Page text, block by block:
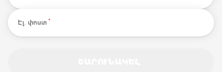
Էլ. փոստ *